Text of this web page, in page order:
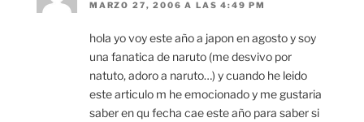
MARZO 27, 2006 A LAS 4:49 PM
hola yo voy este año a japon en agosto y soy
una fanatica de naruto (me desvivo por
natuto, adoro a naruto…) y cuando he leido
este articulo m he emocionado y me gustaria
saber en qu fecha cae este año para saber si